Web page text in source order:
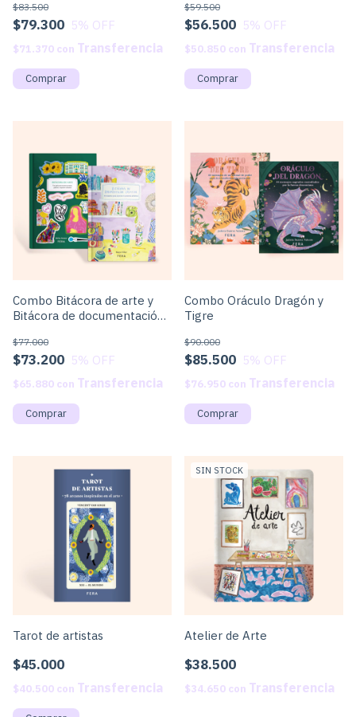
$79.300
$83.500
5% OFF
$71.370 con
$56.500
$59.500
5% OFF
$50.850 con
Combo Bitácora de arte y
Bitácora de documentación
$73.200
$77.000
5% OFF
$65.880 con
Combo Oráculo Dragón y
Tigre
$85.500
$90.000
5% OFF
$76.950 con
Tarot de artistas
$45.000
$40.500 con
SIN STOCK
Atelier de Arte
$38.500
$34.650 con